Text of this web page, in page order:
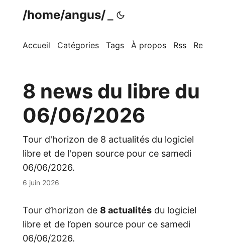
/home/angus/
Accueil Catégories Tags À propos Rss
8 news du libre du
06/06/2026
Tour d'horizon de 8 actualités du logiciel
libre et de l'open source pour ce samedi
06/06/2026.
6 juin 2026
Tour d’horizon de 8 actualitésdu logiciel
libre et de l’open source pour ce samedi
06/06/2026.